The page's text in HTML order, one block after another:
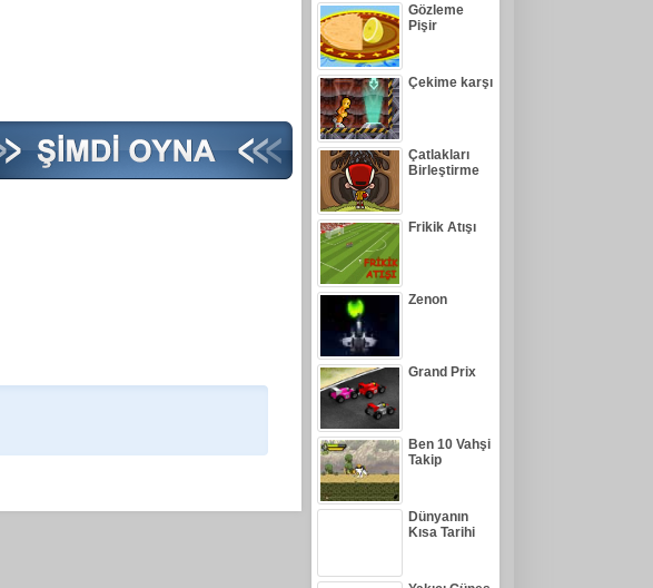
Gözleme
Pişir
Çekime karşı
Çatlakları
Birleştirme
Frikik Atışı
Zenon
Grand Prix
Ben 10 Vahşi
Takip
Dünyanın
Kısa Tarihi